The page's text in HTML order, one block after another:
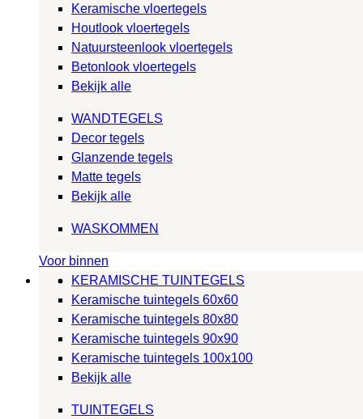
Keramische vloertegels
Houtlook vloertegels
Natuursteenlook vloertegels
Betonlook vloertegels
Bekijk alle
WANDTEGELS
Decor tegels
Glanzende tegels
Matte tegels
Bekijk alle
WASKOMMEN
Voor binnen
KERAMISCHE TUINTEGELS
Keramische tuintegels 60x60
Keramische tuintegels 80x80
Keramische tuintegels 90x90
Keramische tuintegels 100x100
Bekijk alle
TUINTEGELS